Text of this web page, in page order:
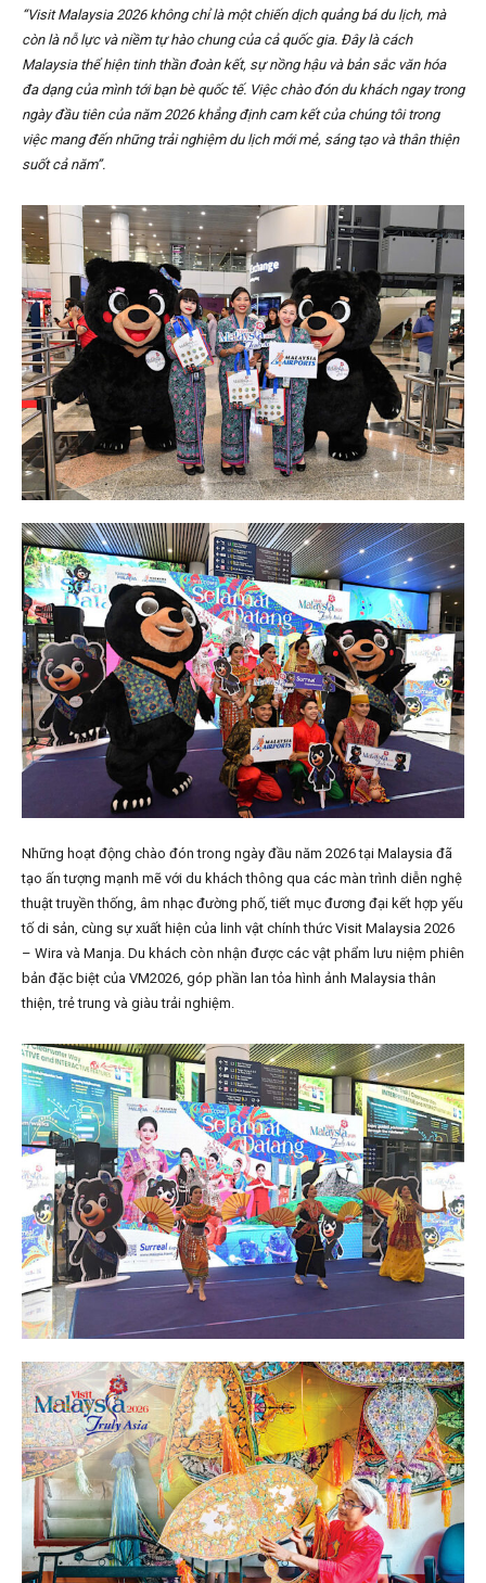
“Visit Malaysia 2026 không chỉ là một chiến dịch quảng bá du lịch, mà
còn là nỗ lực và niềm tự hào chung của cả quốc gia. Đây là cách
Malaysia thể hiện tinh thần đoàn kết, sự nồng hậu và bản sắc văn hóa
đa dạng của mình tới bạn bè quốc tế. Việc chào đón du khách ngay trong
ngày đầu tiên của năm 2026 khẳng định cam kết của chúng tôi trong
việc mang đến những trải nghiệm du lịch mới mẻ, sáng tạo và thân thiện
suốt cả năm”.
Những hoạt động chào đón trong ngày đầu năm 2026 tại Malaysia đã
tạo ấn tượng mạnh mẽ với du khách thông qua các màn trình diễn nghệ
thuật truyền thống, âm nhạc đường phố, tiết mục đương đại kết hợp yếu
tố di sản, cùng sự xuất hiện của linh vật chính thức Visit Malaysia 2026
– Wira và Manja. Du khách còn nhận được các vật phẩm lưu niệm phiên
bản đặc biệt của VM2026, góp phần lan tỏa hình ảnh Malaysia thân
thiện, trẻ trung và giàu trải nghiệm.